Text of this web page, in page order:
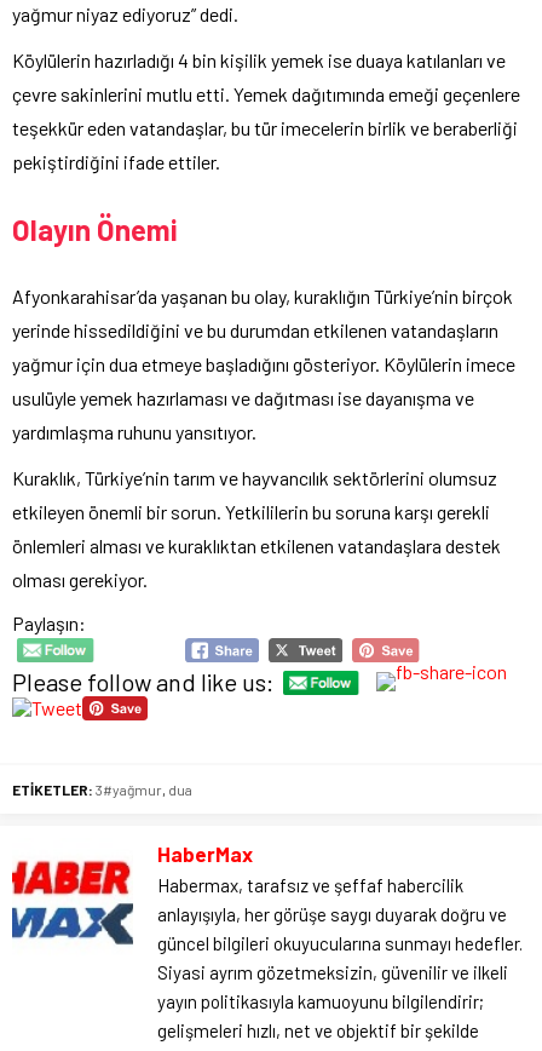
yağmur niyaz ediyoruz” dedi.
Köylülerin hazırladığı 4 bin kişilik yemek ise duaya katılanları ve
çevre sakinlerini mutlu etti. Yemek dağıtımında emeği geçenlere
teşekkür eden vatandaşlar, bu tür imecelerin birlik ve beraberliği
pekiştirdiğini ifade ettiler.
Olayın Önemi
Afyonkarahisar’da yaşanan bu olay, kuraklığın Türkiye’nin birçok
yerinde hissedildiğini ve bu durumdan etkilenen vatandaşların
yağmur için dua etmeye başladığını gösteriyor. Köylülerin imece
usulüyle yemek hazırlaması ve dağıtması ise dayanışma ve
yardımlaşma ruhunu yansıtıyor.
Kuraklık, Türkiye’nin tarım ve hayvancılık sektörlerini olumsuz
etkileyen önemli bir sorun. Yetkililerin bu soruna karşı gerekli
önlemleri alması ve kuraklıktan etkilenen vatandaşlara destek
olması gerekiyor.
Paylaşın:
Please follow and like us:
ETİKETLER: 3#yağmur, dua
HaberMax
Habermax, tarafsız ve şeffaf habercilik
anlayışıyla, her görüşe saygı duyarak doğru ve
güncel bilgileri okuyucularına sunmayı hedefler.
Siyasi ayrım gözetmeksizin, güvenilir ve ilkeli
yayın politikasıyla kamuoyunu bilgilendirir;
gelişmeleri hızlı, net ve objektif bir şekilde